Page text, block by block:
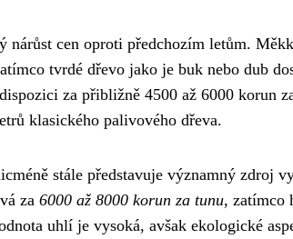
cen oproti předchozím letům.
tvrdé dřevo jako je buk nebo dub
za přibližně 4500 až 6000 korun
klasického palivového dřeva.
stále představuje významný zdroj
za 6000 až 8000 korun za tunu, zatímco
uhlí je vysoká, avšak ekologické